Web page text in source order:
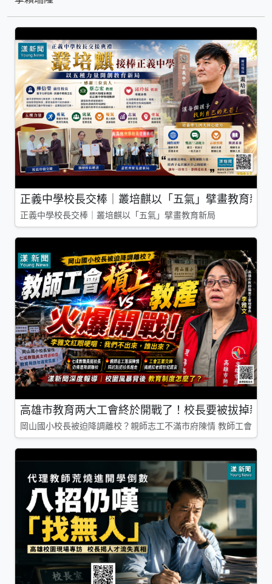
正義中學校長交棒｜叢培麒以「五氣」擘畫教育新局
正義中學校長交棒｜叢培麒以「五氣」擘畫教育新局
高雄市教育两大工會終於開戰了！校長要被拔掉親
岡山國小校長被迫降調離校？親師志工不滿市府陳情 教師工會槓